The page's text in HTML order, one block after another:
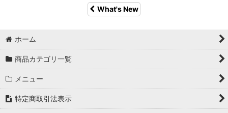
What's New
ホーム
商品カテゴリ一覧
メニュー
特定商取引法表示